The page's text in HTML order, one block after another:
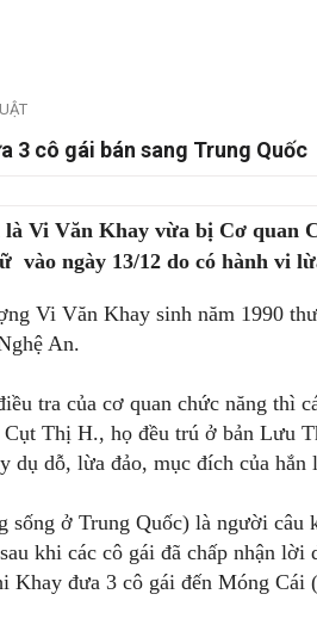
3 cô gái bán sang Trung Quốc
Vi Văn Khay vừa bị Cơ quan
vào ngày 13/12 do có hành vi
Vi Văn Khay sinh năm 1990
An.
tra của cơ quan chức năng thì
Thị H., họ đều trú ở bản Lưu
dụ dỗ, lừa đảo, mục đích của hắn
sống ở Trung Quốc) là người câu
khi các cô gái đã chấp nhận lời
Khay đưa 3 cô gái đến Móng Cái